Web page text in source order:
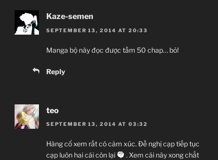
Kaze-semen
SEPTEMBER 13, 2014 AT 20:33
Manga bộ này đọc được tầm 50 chap… bỏ!
Reply
teo
SEPTEMBER 13, 2014 AT 03:32
Hàng cổ xem rất có cảm xúc. Đề nghị cạp tiếp tục
cạp luôn hai cái còn lại
. Xem cái này xong chắt